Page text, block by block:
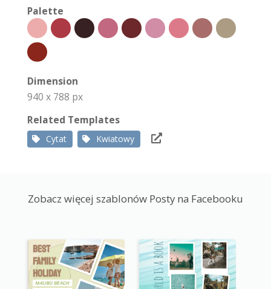
Palette
Dimension
940 x 788 px
Related Templates
Cytat Kwiatowy
Zobacz więcej szablonów Posty na Facebooku